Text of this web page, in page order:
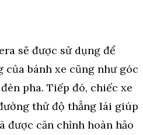
sẽ được sử dụng để
bánh xe cũng như góc
pha. Tiếp đó, chiếc xe
thử độ thẳng lái giúp
được căn chỉnh hoàn hảo